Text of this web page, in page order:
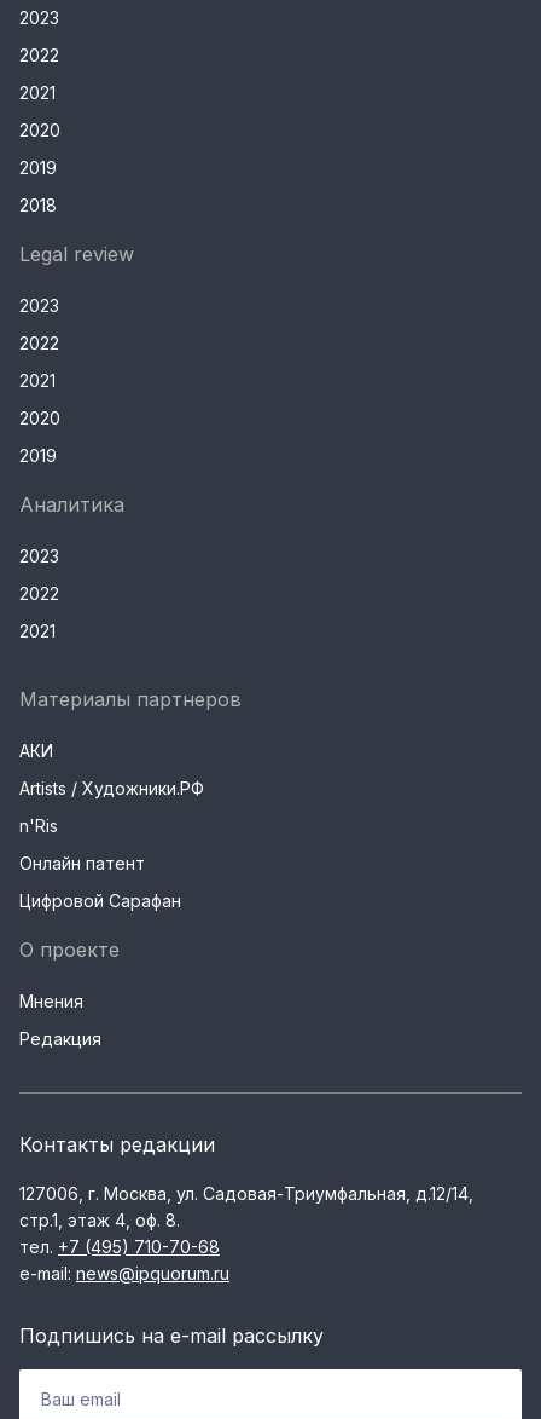
2023
2022
2021
2020
2019
2018
Legal review
2023
2022
2021
2020
2019
Аналитика
2023
2022
2021
Материалы партнеров
АКИ
Artists / Художники.РФ
n'Ris
Онлайн патент
Цифровой Сарафан
О проекте
Мнения
Редакция
Контакты редакции
127006, г. Москва, ул. Садовая-Триумфальная, д.12/14,
стр.1, этаж 4, оф. 8.
тел. +7 (495) 710-70-68
e-mail: news@ipquorum.ru
Подпишись на e-mail рассылку